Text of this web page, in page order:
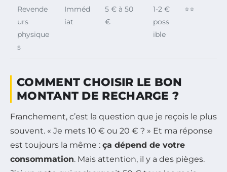
Revende
urs
physique
s
Imméd
iat
5 € à 50
€
1-2 €
poss
ible
⭐⭐
COMMENT CHOISIR LE BON
MONTANT DE RECHARGE ?
Franchement, c’est la question que je reçois le plus
souvent. « Je mets 10 € ou 20 € ? » Et ma réponse
est toujours la même : ça dépend de votre
consommation. Mais attention, il y a des pièges.